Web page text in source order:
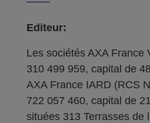
Editeur:
Les sociétés AXA France
310 499 959, capital de
AXA France IARD (RCS
722 057 460, capital de
situées 313 Terrasses de